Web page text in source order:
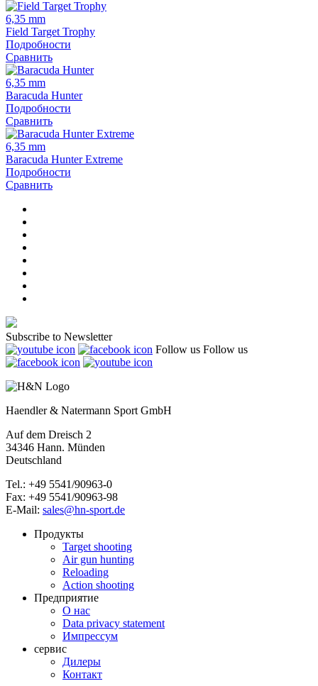
6,35 mm
Field Target Trophy
Подробности
Сравнить
6,35 mm
Baracuda Hunter
Подробности
Сравнить
6,35 mm
Baracuda Hunter Extreme
Подробности
Сравнить
Subscribe to Newsletter
Follow us Follow us
Haendler & Natermann Sport GmbH
Auf dem Dreisch 2
34346 Hann. Münden
Deutschland
Tel.: +49 5541/90963-0
Fax: +49 5541/90963-98
E-Mail: sales@hn-sport.de
Продукты
Target shooting
Air gun hunting
Reloading
Action shooting
Предприятие
О нас
Data privacy statement
Импрессум
сервис
Дилеры
Контакт